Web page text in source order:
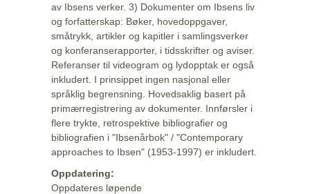
av Ibsens verker. 3) Dokumenter om Ibsens liv
og forfatterskap: Bøker, hovedoppgaver,
småtrykk, artikler og kapitler i samlingsverker
og konferanserapporter, i tidsskrifter og aviser.
Referanser til videogram og lydopptak er også
inkludert. I prinsippet ingen nasjonal eller
språklig begrensning. Hovedsaklig basert på
primærregistrering av dokumenter. Innførsler i
flere trykte, retrospektive bibliografier og
bibliografien i "Ibsenårbok" / "Contemporary
approaches to Ibsen" (1953-1997) er inkludert.
Oppdatering:
Oppdateres løpende